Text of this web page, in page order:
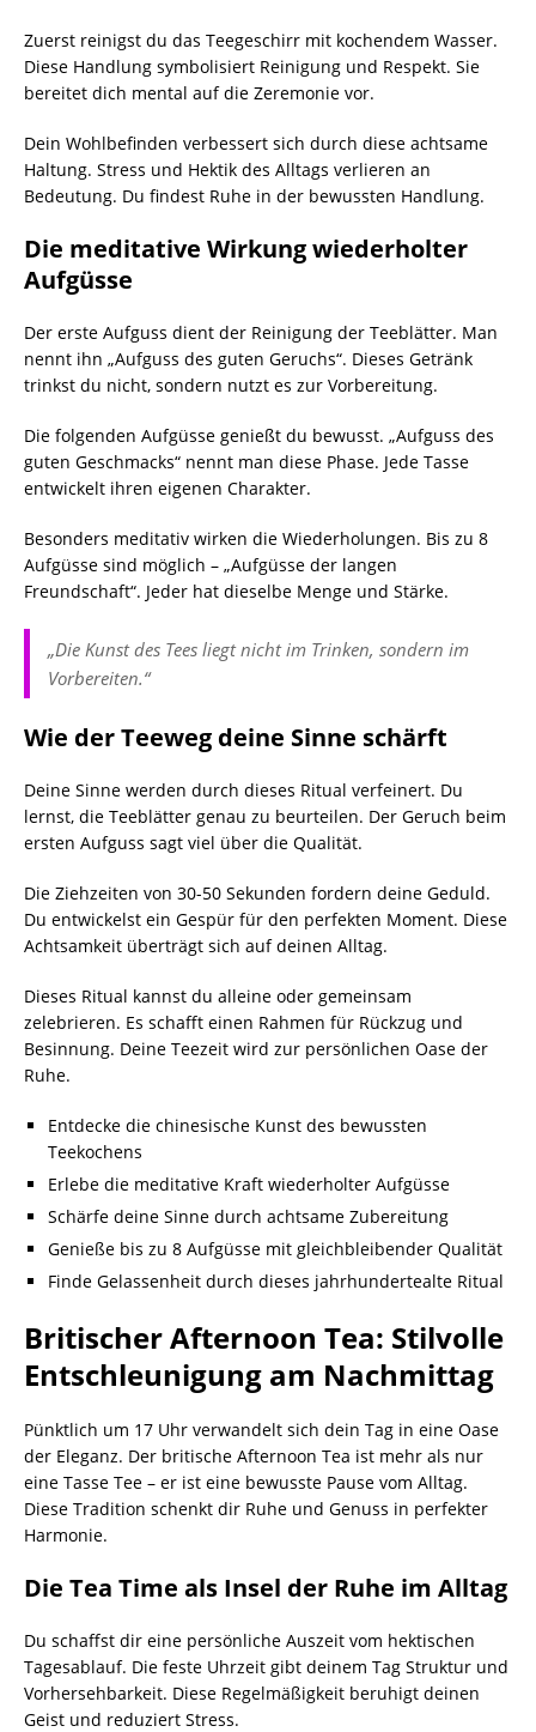
Zuerst reinigst du das Teegeschirr mit kochendem Wasser.
Diese Handlung symbolisiert Reinigung und Respekt. Sie
bereitet dich mental auf die Zeremonie vor.
Dein Wohlbefinden verbessert sich durch diese achtsame
Haltung. Stress und Hektik des Alltags verlieren an
Bedeutung. Du findest Ruhe in der bewussten Handlung.
Die meditative Wirkung wiederholter
Aufgüsse
Der erste Aufguss dient der Reinigung der Teeblätter. Man
nennt ihn „Aufguss des guten Geruchs“. Dieses Getränk
trinkst du nicht, sondern nutzt es zur Vorbereitung.
Die folgenden Aufgüsse genießt du bewusst. „Aufguss des
guten Geschmacks“ nennt man diese Phase. Jede Tasse
entwickelt ihren eigenen Charakter.
Besonders meditativ wirken die Wiederholungen. Bis zu 8
Aufgüsse sind möglich – „Aufgüsse der langen
Freundschaft“. Jeder hat dieselbe Menge und Stärke.
„Die Kunst des Tees liegt nicht im Trinken, sondern im
Vorbereiten.“
Wie der Teeweg deine Sinne schärft
Deine Sinne werden durch dieses Ritual verfeinert. Du
lernst, die Teeblätter genau zu beurteilen. Der Geruch beim
ersten Aufguss sagt viel über die Qualität.
Die Ziehzeiten von 30-50 Sekunden fordern deine Geduld.
Du entwickelst ein Gespür für den perfekten Moment. Diese
Achtsamkeit überträgt sich auf deinen Alltag.
Dieses Ritual kannst du alleine oder gemeinsam
zelebrieren. Es schafft einen Rahmen für Rückzug und
Besinnung. Deine Teezeit wird zur persönlichen Oase der
Ruhe.
Entdecke die chinesische Kunst des bewussten
Teekochens
Erlebe die meditative Kraft wiederholter Aufgüsse
Schärfe deine Sinne durch achtsame Zubereitung
Genieße bis zu 8 Aufgüsse mit gleichbleibender Qualität
Finde Gelassenheit durch dieses jahrhundertealte Ritual
Britischer Afternoon Tea: Stilvolle
Entschleunigung am Nachmittag
Pünktlich um 17 Uhr verwandelt sich dein Tag in eine Oase
der Eleganz. Der britische Afternoon Tea ist mehr als nur
eine Tasse Tee – er ist eine bewusste Pause vom Alltag.
Diese Tradition schenkt dir Ruhe und Genuss in perfekter
Harmonie.
Die Tea Time als Insel der Ruhe im Alltag
Du schaffst dir eine persönliche Auszeit vom hektischen
Tagesablauf. Die feste Uhrzeit gibt deinem Tag Struktur und
Vorhersehbarkeit. Diese Regelmäßigkeit beruhigt deinen
Geist und reduziert Stress.